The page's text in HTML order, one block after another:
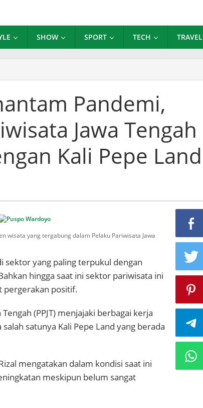
SHOW SPORT TECH TRAVEL
Pandemi,
Jawa Tengah
Kali Pepe Land
wisata yang tergabung dalam Pelaku Pariwisata Jawa
sektor yang paling terpukul dengan
hingga saat ini sektor pariwisata ini
pergerakan positif.
(PPJT) menjajaki berbagai kerja
satunya Kali Pepe Land yang berada
mengatakan dalam kondisi saat ini
meskipun belum sangat